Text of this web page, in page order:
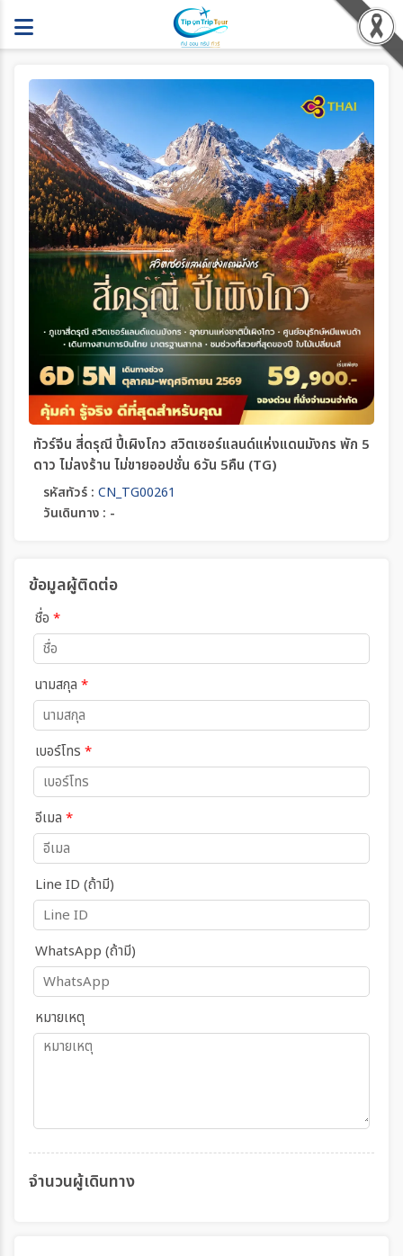
ทัวร์จีน สี่ดรุณี ปี้เผิงโกว สวิตเซอร์แลนด์แห่งแดนมังกร พัก 5
ดาว ไม่ลงร้าน ไม่ขายออปชั่น 6วัน 5คืน (TG)
รหัสทัวร์ : CN_TG00261
วันเดินทาง : -
ข้อมูลผู้ติดต่อ
ชื่อ *
นามสกุล *
เบอร์โทร *
อีเมล *
Line ID (ถ้ามี)
WhatsApp (ถ้ามี)
หมายเหตุ
จำนวนผู้เดินทาง